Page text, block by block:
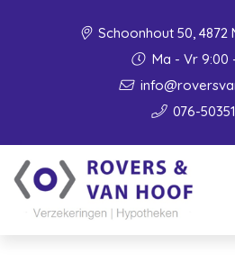
Schoonhout 50, 4872
Ma - Vr 9:00
076-